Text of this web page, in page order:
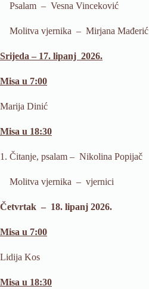
Psalam – Vesna Vinceković
Molitva vjernika – Mirjana Mađerić
Srijeda – 17. lipanj 2026.
Misa u 7:00
Marija Dinić
Misa u 18:30
1. Čitanje, psalam – Nikolina Popijač
Molitva vjernika – vjernici
Četvrtak – 18. lipanj 2026.
Misa u 7:00
Lidija Kos
Misa u 18:30